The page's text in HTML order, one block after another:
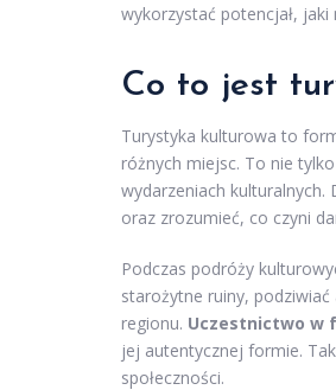
wykorzystać potencjał,
Co to jest
Turystyka kulturowa to
różnych miejsc. To nie
wydarzeniach
oraz zrozumieć, co czyni
Podczas podróży
starożytne ruiny,
regionu. Uczestnictwo w
jej autentycznej formie.
społeczności.